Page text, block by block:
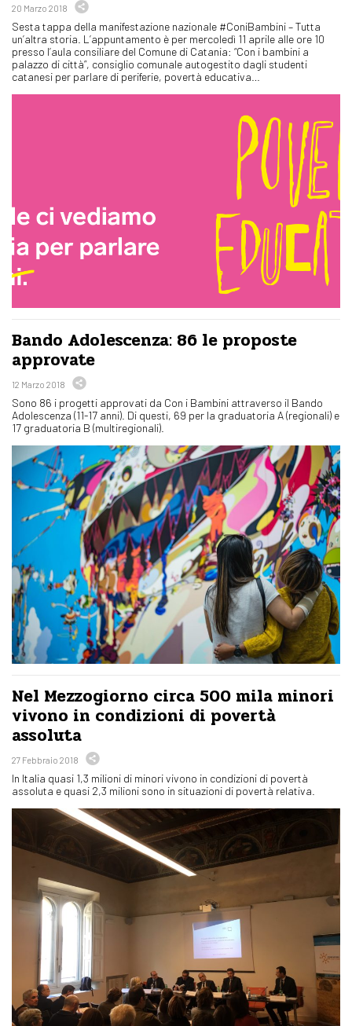
20 Marzo 2018
Sesta tappa della manifestazione nazionale #ConiBambini – Tutta
un’altra storia. L’appuntamento è per mercoledì 11 aprile alle ore 10
presso l’aula consiliare del Comune di Catania: “Con i bambini a
palazzo di città”, consiglio comunale autogestito dagli studenti
catanesi per parlare di periferie, povertà educativa…
Bando Adolescenza: 86 le proposte
approvate
12 Marzo 2018
Sono 86 i progetti approvati da Con i Bambini attraverso il Bando
Adolescenza (11-17 anni). Di questi, 69 per la graduatoria A (regionali) e
17 graduatoria B (multiregionali).
Nel Mezzogiorno circa 500 mila minori
vivono in condizioni di povertà
assoluta
27 Febbraio 2018
In Italia quasi 1,3 milioni di minori vivono in condizioni di povertà
assoluta e quasi 2,3 milioni sono in situazioni di povertà relativa.